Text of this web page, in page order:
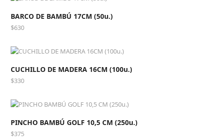
BARCO DE BAMBÚ 17CM (50u.)
$630
CUCHILLO DE MADERA 16CM (100u.)
$330
PINCHO BAMBÚ GOLF 10,5 CM (250u.)
$375